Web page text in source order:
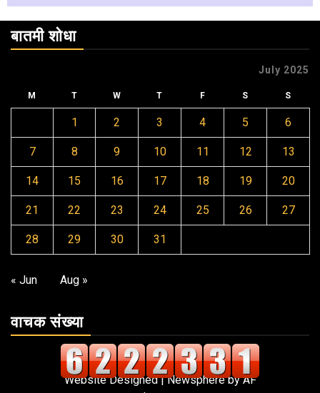
बातमी शोधा
July 2025
M T W T F S S
1 2 3 4 5 6
7 8 9 10 11 12 13
14 15 16 17 18 19 20
21 22 23 24 25 26 27
28 29 30 31
« Jun Aug »
वाचक संख्या
Website Designed|Newsphereby AF